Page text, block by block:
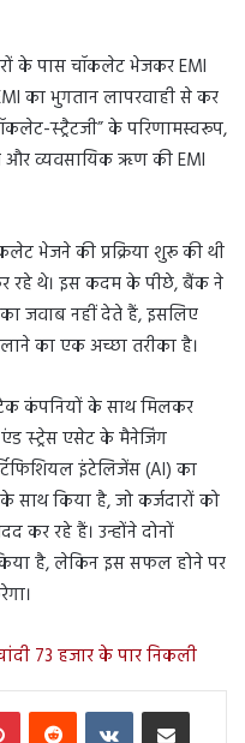
के पास चॉकलेट भेजकर EMI
का भुगतान लापरवाही से कर
स्ट्रैटजी” के परिणामस्वरूप,
व्यवसायिक ऋण की EMI
भेजने की प्रक्रिया शुरू की थी
रहे थे। इस कदम के पीछे, बैंक ने
जवाब नहीं देते हैं, इसलिए
का एक अच्छा तरीका है।
कंपनियों के साथ मिलकर
स्ट्रेस एसेट के मैनेजिंग
इंटेलिजेंस (AI) का
किया है, जो कर्जदारों को
कर रहे हैं। उन्होंने दोनों
है, लेकिन इस सफल होने पर
73 हजार के पार निकली
PinterestReddit VKontakteShare via Email